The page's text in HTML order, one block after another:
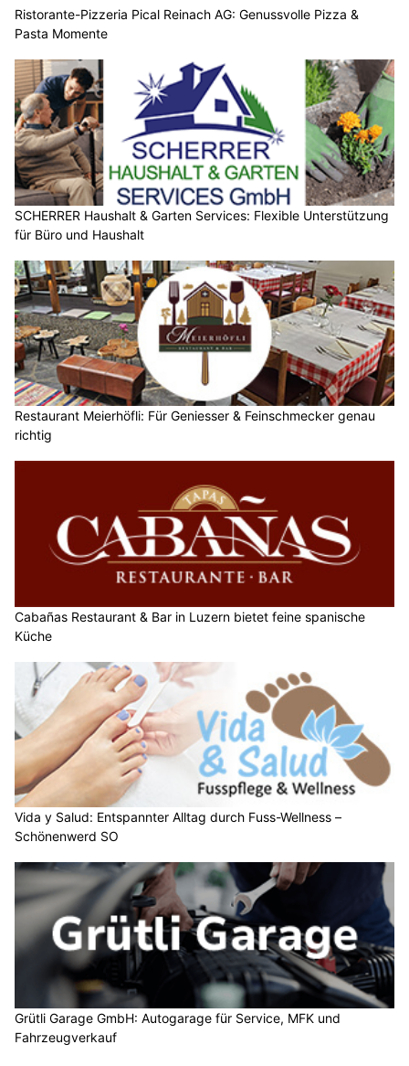
Ristorante-Pizzeria Pical Reinach AG: Genussvolle Pizza &
Pasta Momente
SCHERRER Haushalt & Garten Services: Flexible Unterstützung
für Büro und Haushalt
Restaurant Meierhöfli: Für Geniesser & Feinschmecker genau
richtig
Cabañas Restaurant & Bar in Luzern bietet feine spanische
Küche
Vida y Salud: Entspannter Alltag durch Fuss-Wellness –
Schönenwerd SO
Grütli Garage GmbH: Autogarage für Service, MFK und
Fahrzeugverkauf